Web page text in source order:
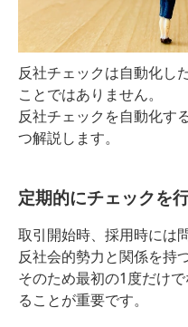
反社チェックは自動化し
ことではありません。
反社チェックを自動化す
つ解説します。
定期的にチェックを
取引開始時、採用時には
反社会的勢力と関係を持
そのため最初の1度だけ
ることが重要です。